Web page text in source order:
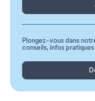
Plongez-vous dans
conseils, infos